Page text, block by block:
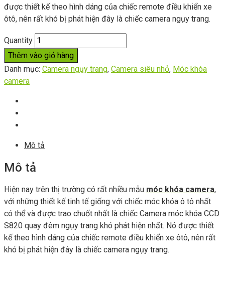
được thiết kế theo hình dáng của chiếc remote điều khiển xe
ôtô, nên rất khó bị phát hiện đây là chiếc camera ngụy trang.
Quantity
Thêm vào giỏ hàng
Danh mục: Camera ngụy trang, Camera siêu nhỏ, Móc khóa
camera
Mô tả
Mô tả
Hiện nay trên thị trường có rất nhiều mẫu móc khóa camera,
với những thiết kế tinh tế giống với chiếc móc khóa ô tô nhất
có thể và được trao chuốt nhất là chiếc Camera móc khóa CCD
S820 quay đêm ngụy trang khó phát hiện nhất. Nó được thiết
kế theo hình dáng của chiếc remote điều khiển xe ôtô, nên rất
khó bị phát hiện đây là chiếc camera ngụy trang.